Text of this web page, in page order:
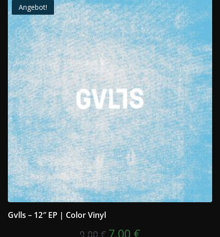
Angebot!
Gvlls – 12″ EP | Color Vinyl
Ursprünglicher
7,00 €